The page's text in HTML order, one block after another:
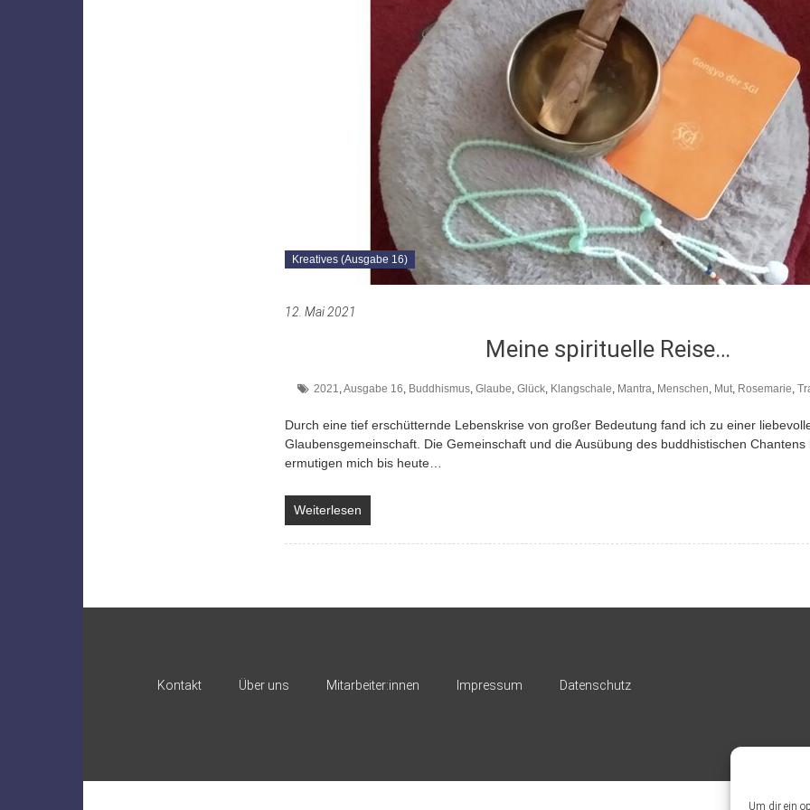
Um dir ein
Kreatives (Ausgabe 16)
12. Mai 2021
Meine spirituelle Reise…
2021 Ausgabe 16 Buddhismus, Glaube Glück, Klangschale Mantra Menschen Mut, Rosemarie
Durch eine tief erschütternde Lebenskrise von großer Bedeutung fand ich zu einer
Glaubensgemeinschaft. Die Gemeinschaft und die Ausübung des buddhistischen Chantens
ermutigen mich bis heute…
Weiterlesen
Kontakt Über uns Mitarbeiter:innen Impressum Datenschutz